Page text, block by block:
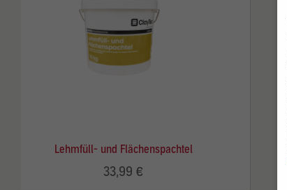
Lehmfüll- und Flächenspachtel
33,99 €